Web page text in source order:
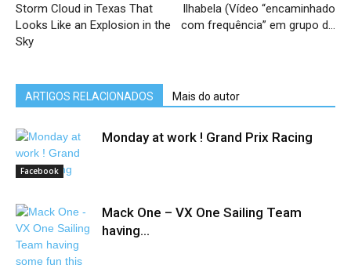
Storm Cloud in Texas That
Looks Like an Explosion in the
Sky
Ilhabela (Vídeo “encaminhado
com frequência” em grupo d…
ARTIGOS RELACIONADOS Mais do autor
Facebook
Monday at work ! Grand Prix Racing
Mack One – VX One Sailing Team
having...